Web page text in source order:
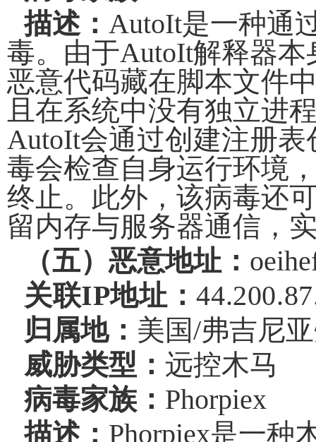
描述： AutoIt是一种通
毒。由于AutoIt解释器本
恶意代码藏在脚本文件
且在系统中没有独立进
AutoIt会通过创建注册
毒会检查自身运行环境
终止。此外，该病毒还
留内存与服务器通信 ，
（五）恶意地址：
关联IP地址：
归属地： 美国/弗吉尼
威胁类型： 远控木马
病毒家族： Phorpiex
描述： Phorpiex是一种